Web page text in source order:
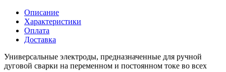
Описание
Характеристики
Оплата
Доставка
Универсальные электроды, предназначенные для ручной
дуговой сварки на переменном и постоянном токе во всех